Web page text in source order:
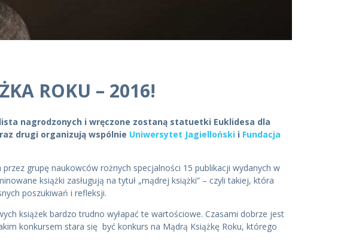
ROKU – 2016!
lista nagrodzonych i wręczone zostaną statuetki Euklidesa dla
drugi organizują wspólnie Uniwersytet Jagielloński i Fundacja
grupę naukowców rożnych specjalności 15 publikacji wydanych w
książki zasługują na tytuł „mądrej książki” – czyli takiej, która
poszukiwań i refleksji.
książek bardzo trudno wyłapać te wartościowe. Czasami dobrze jest
konkursem stara się być konkurs na Mądrą Książkę Roku, którego